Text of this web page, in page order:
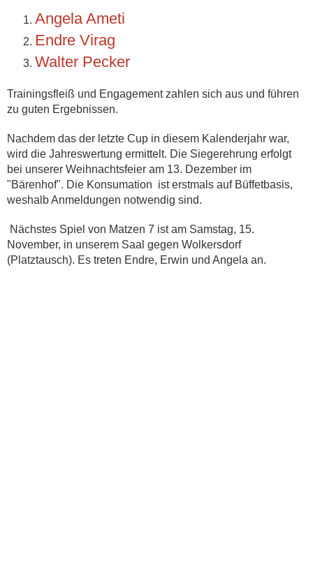
Angela Ameti
Endre Virag
Walter Pecker
Trainingsfleiß und Engagement zahlen sich aus und führen
zu guten Ergebnissen.
Nachdem das der letzte Cup in diesem Kalenderjahr war,
wird die Jahreswertung ermittelt. Die Siegerehrung erfolgt
bei unserer Weihnachtsfeier am 13. Dezember im
"Bärenhof". Die Konsumation ist erstmals auf Büffetbasis,
weshalb Anmeldungen notwendig sind.
Nächstes Spiel von Matzen 7 ist am Samstag, 15.
November, in unserem Saal gegen Wolkersdorf
(Platztausch). Es treten Endre, Erwin und Angela an.